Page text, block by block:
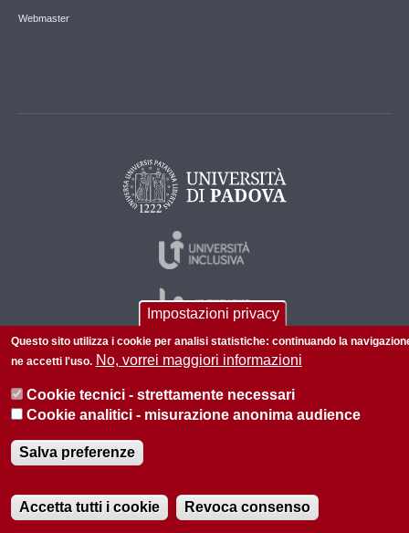
Webmaster
© 2026 Università di Padova - Tutti i diritti riservati
P.I. 00742430283 C.F. 80006480281
Amministrazione trasparente
Impostazioni privacy
Questo sito utilizza i cookie per analisi statistiche: continuando la
ne accetti l'uso. No, vorrei maggiori informazioni
Cookie tecnici - strettamente necessari
Cookie analitici - misurazione anonima audience
Salva preferenze
Accetta tutti i cookie Revoca consenso